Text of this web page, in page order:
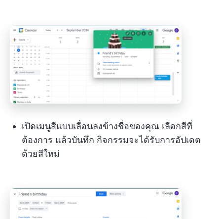
เปิดเมนูสีแบบเลื่อนลงข้างชื่อของคุณ เลือกสีที่
ต้องการ แล้วบันทึก กิจกรรมจะได้รับการอัปเดต
ด้วยสีใหม่